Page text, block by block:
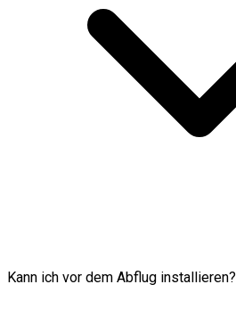
Kann ich vor dem Abflug installieren?